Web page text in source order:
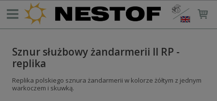
Sznur służbowy żandarmerii II RP -
replika
Replika polskiego sznura żandarmerii w kolorze żółtym z jednym
warkoczem i skuwką.